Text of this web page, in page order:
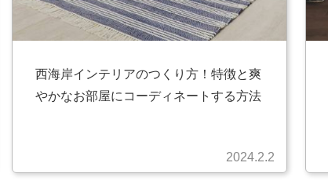
西海岸インテリアのつくり方！特徴と爽
やかなお部屋にコーディネートする方法
2024.2.2